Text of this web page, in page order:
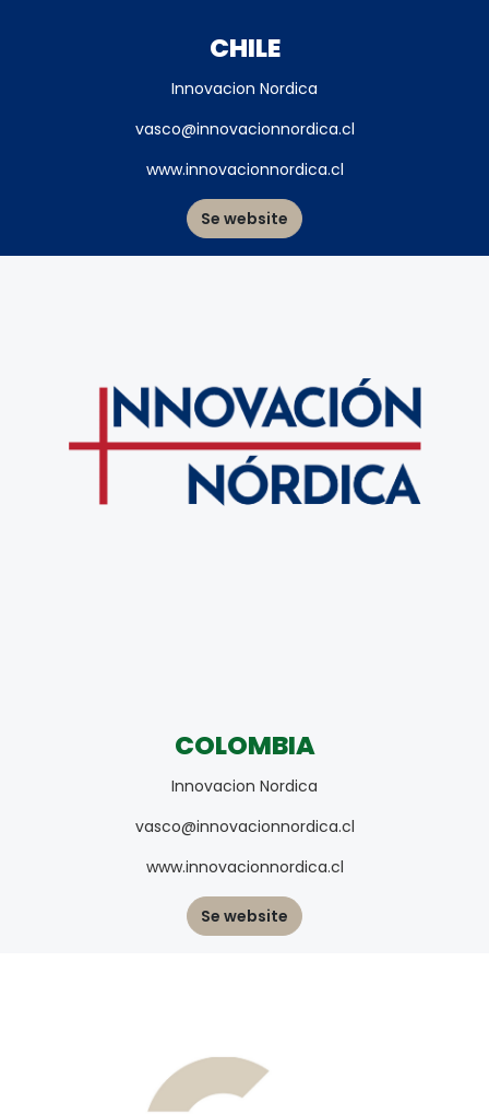
CHILE
Innovacion Nordica
vasco@innovacionnordica.cl
www.innovacionnordica.cl
Se website
COLOMBIA
Innovacion Nordica
vasco@innovacionnordica.cl
www.innovacionnordica.cl
Se website